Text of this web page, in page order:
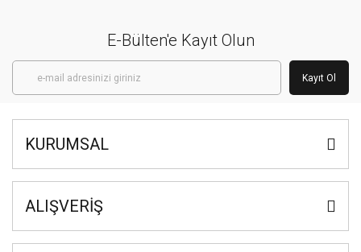
E-Bülten'e Kayıt Olun
Kayıt Ol
KURUMSAL
ALIŞVERİŞ